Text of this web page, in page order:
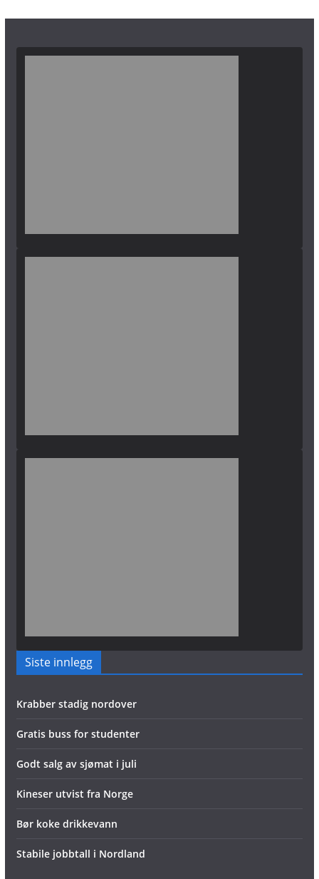
Siste innlegg
Krabber stadig nordover
Gratis buss for studenter
Godt salg av sjømat i juli
Kineser utvist fra Norge
Bør koke drikkevann
Stabile jobbtall i Nordland